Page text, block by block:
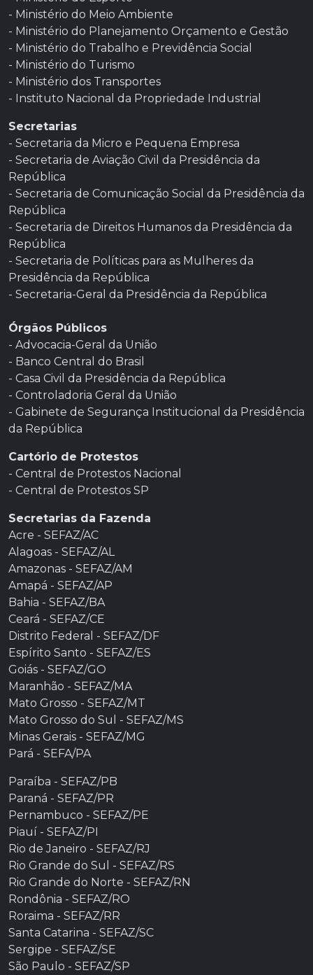
- Ministério do Meio Ambiente
- Ministério do Planejamento Orçamento e Gestão
- Ministério do Trabalho e Previdência Social
- Ministério do Turismo
- Ministério dos Transportes
- Instituto Nacional da Propriedade Industrial
Secretarias
- Secretaria da Micro e Pequena Empresa
- Secretaria de Aviação Civil da Presidência da
República
- Secretaria de Comunicação Social da Presidência da
República
- Secretaria de Direitos Humanos da Presidência da
República
- Secretaria de Políticas para as Mulheres da
Presidência da República
- Secretaria-Geral da Presidência da República
Órgãos Públicos
- Advocacia-Geral da União
- Banco Central do Brasil
- Casa Civil da Presidência da República
- Controladoria Geral da União
- Gabinete de Segurança Institucional da Presidência
da República
Cartório de Protestos
- Central de Protestos Nacional
- Central de Protestos SP
Secretarias da Fazenda
Acre - SEFAZ/AC
Alagoas - SEFAZ/AL
Amazonas - SEFAZ/AM
Amapá - SEFAZ/AP
Bahia - SEFAZ/BA
Ceará - SEFAZ/CE
Distrito Federal - SEFAZ/DF
Espírito Santo - SEFAZ/ES
Goiás - SEFAZ/GO
Maranhão - SEFAZ/MA
Mato Grosso - SEFAZ/MT
Mato Grosso do Sul - SEFAZ/MS
Minas Gerais - SEFAZ/MG
Pará - SEFA/PA
Paraíba - SEFAZ/PB
Paraná - SEFAZ/PR
Pernambuco - SEFAZ/PE
Piauí - SEFAZ/PI
Rio de Janeiro - SEFAZ/RJ
Rio Grande do Sul - SEFAZ/RS
Rio Grande do Norte - SEFAZ/RN
Rondônia - SEFAZ/RO
Roraima - SEFAZ/RR
Santa Catarina - SEFAZ/SC
Sergipe - SEFAZ/SE
São Paulo - SEFAZ/SP